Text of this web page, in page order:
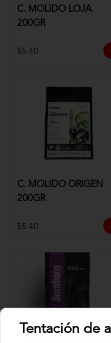
C. MOLIDO LOJA
200GR
$5.40
C. MOLIDO ORIGEN
200GR
$5.40
Tentación de